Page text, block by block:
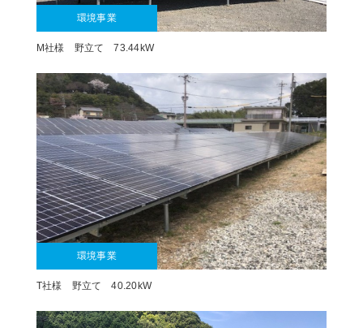
環境事業
M社様 野立て 73.44kW
環境事業
T社様 野立て 40.20kW